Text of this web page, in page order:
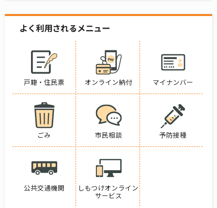
よく利用されるメニュー
戸籍・住民票 オンライン納付 マイナンバー
ごみ 市民相談 予防接種
公共交通機関
しもつけオンライン
サービス